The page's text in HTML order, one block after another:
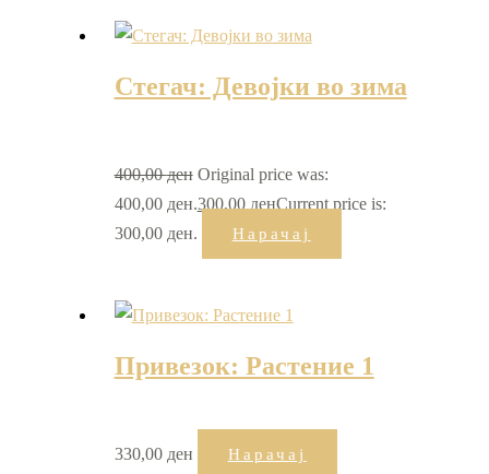
Стегач: Девојки во зима
400,00ден Original price was:
400,00 ден.300,00 денCurrent price is:
300,00 ден.
Нарачај
Привезок: Растение 1
330,00 ден Нарачај